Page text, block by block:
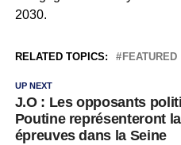
2030.
RELATED TOPICS: FEATURED
UP NEXT
J.O : Les opposants
Poutine représenteront
épreuves dans la Seine